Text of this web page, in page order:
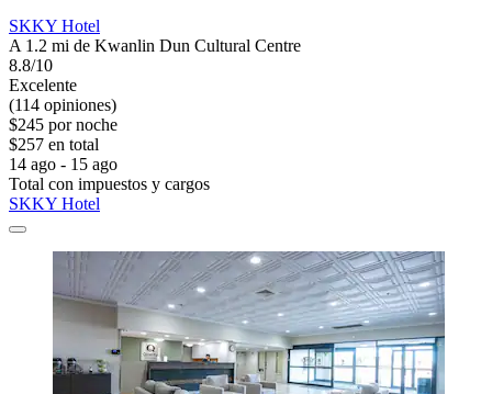
SKKY Hotel
A 1.2 mi de Kwanlin Dun Cultural Centre
8.8/10
Excelente
(114 opiniones)
$245 por noche
$257 en total
14 ago - 15 ago
Total con impuestos y cargos
SKKY Hotel